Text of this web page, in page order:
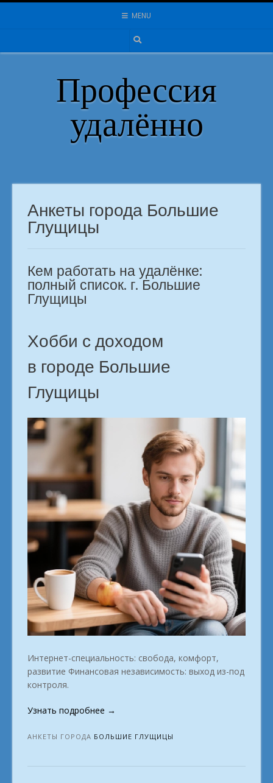
Skip
MENU
Профессия
удалённо
Анкеты города Большие
Глущицы
Кем работать на удалёнке:
полный список. г. Большие
Глущицы
Хобби с доходом
в городе Большие
Глущицы
Интернет-специальность: свобода, комфорт,
развитие Финансовая независимость: выход из-под
контроля.
Узнать подробнее «Кем
на
→
АНКЕТЫ ГОРОДА БОЛЬШИЕ ГЛУЩИЦЫ